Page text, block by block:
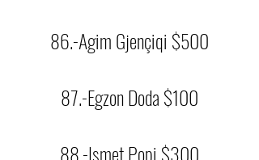
86.-Agim Gjençiqi $500
87.-Egzon Doda $100
88.-Ismet Popi $300